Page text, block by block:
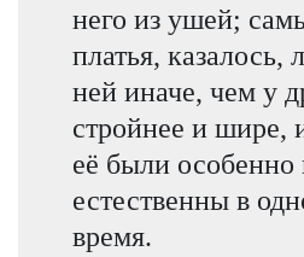
него из ушей;
платья, казалось,
ней иначе, чем у
стройнее и шире,
её были
естественны в
время.